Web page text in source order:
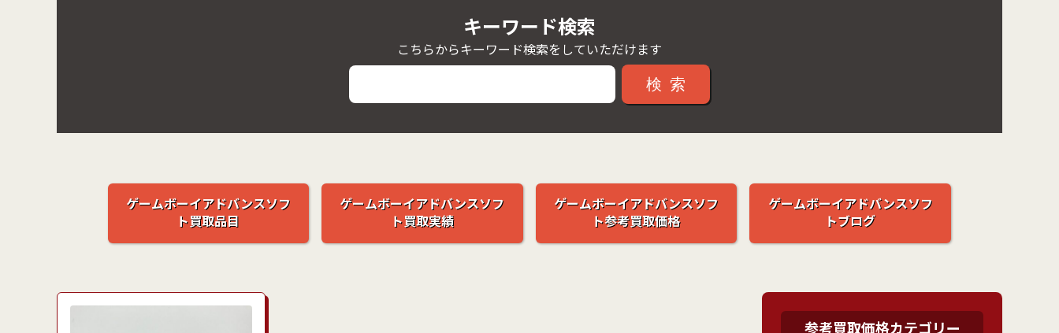
キーワード検索
こちらからキーワード検索をしていただけます
検索
ゲームボーイアドバンスソフ
ト買取品目
ゲームボーイアドバンスソフ
ト買取実績
ゲームボーイアドバンスソフ
ト参考買取価格
ゲームボーイアドバンスソフ
トブログ
参考買取価格カテゴリー